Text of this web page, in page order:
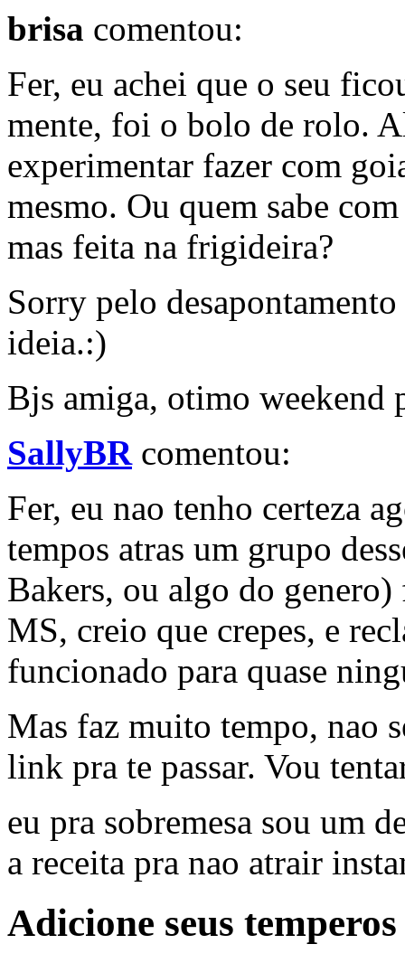
brisa comentou:
Fer, eu achei que o seu
mente, foi o bolo de rolo.
experimentar fazer com
mesmo. Ou quem sabe
mas feita na frigideira?
Sorry pelo
ideia.:)
Bjs amiga, otimo weekend
SallyBRcomentou:
Fer, eu nao tenho certeza
tempos atras um grupo
Bakers, ou algo do
MS, creio que crepes, e
funcionado para quase
Mas faz muito tempo, nao
link pra te passar. Vou
eu pra sobremesa sou um
a receita pra nao atrair
Adicione seus temperos